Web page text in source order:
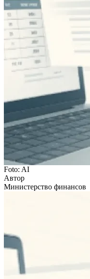
Foto: AI
Автор
Министерство финансов